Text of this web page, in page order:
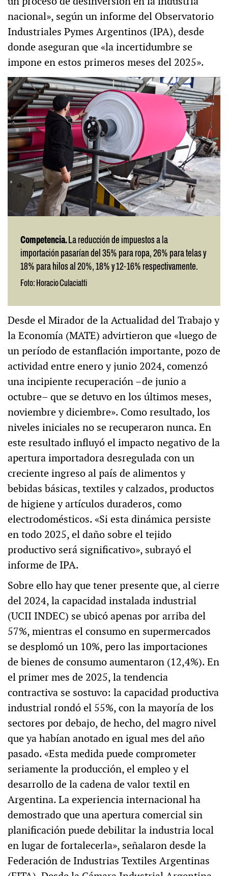
nacional», según un informe del Observatorio
Industriales Pymes Argentinos (IPA), desde
donde aseguran que «la incertidumbre se
impone en estos primeros meses del 2025».
Competencia. La reducción de impuestos a la
importación pasarían del 35% para ropa, 26% para telas y
18% para hilos al 20%, 18% y 12-16% respectivamente.
Foto: Horacio Culaciatti
Desde el Mirador de la Actualidad del Trabajo y
la Economía (MATE) advirtieron que «luego de
un período de estanflación importante, pozo de
actividad entre enero y junio 2024, comenzó
una incipiente recuperación –de junio a
octubre– que se detuvo en los últimos meses,
noviembre y diciembre». Como resultado, los
niveles iniciales no se recuperaron nunca. En
este resultado influyó el impacto negativo de la
apertura importadora desregulada con un
creciente ingreso al país de alimentos y
bebidas básicas, textiles y calzados, productos
de higiene y artículos duraderos, como
electrodomésticos. «Si esta dinámica persiste
en todo 2025, el daño sobre el tejido
productivo será significativo», subrayó el
informe de IPA.
Sobre ello hay que tener presente que, al cierre
del 2024, la capacidad instalada industrial
(UCII INDEC) se ubicó apenas por arriba del
57%, mientras el consumo en supermercados
se desplomó un 10%, pero las importaciones
de bienes de consumo aumentaron (12,4%). En
el primer mes de 2025, la tendencia
contractiva se sostuvo: la capacidad productiva
industrial rondó el 55%, con la mayoría de los
sectores por debajo, de hecho, del magro nivel
que ya habían anotado en igual mes del año
pasado. «Esta medida puede comprometer
seriamente la producción, el empleo y el
desarrollo de la cadena de valor textil en
Argentina. La experiencia internacional ha
demostrado que una apertura comercial sin
planificación puede debilitar la industria local
en lugar de fortalecerla», señalaron desde la
Federación de Industrias Textiles Argentinas